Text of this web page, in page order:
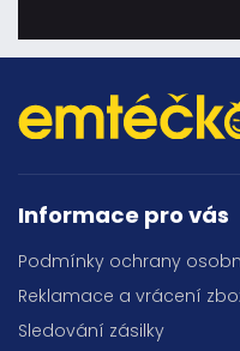
Informace pro vás
Podmínky ochrany
Reklamace a vrácení
Sledování zásilky